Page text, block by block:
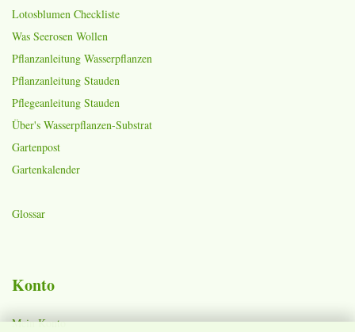
Lotosblumen Checkliste
Was Seerosen Wollen
Pflanzanleitung Wasserpflanzen
Pflanzanleitung Stauden
Pflegeanleitung Stauden
Über's Wasserpflanzen-Substrat
Gartenpost
Gartenkalender
Glossar
Konto
Mein Konto